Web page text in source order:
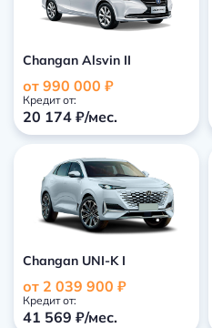
Changan Alsvin II
от 990 000 ₽
Кредит от:
20 174 ₽/мес.
Changan UNI-K I
от 2 039 900 ₽
Кредит от:
41 569 ₽/мес.